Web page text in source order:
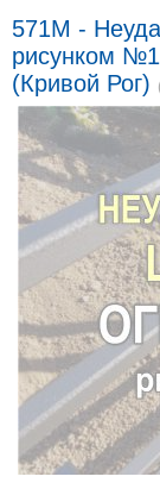
571M -
рисунком
(Кривой Рог)